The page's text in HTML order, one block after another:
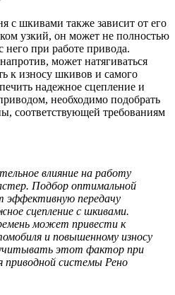
с шкивами также зависит от его
узкий, он может не полностью
него при работе привода.
может натягиваться
к износу шкивов и самого
надежное сцепление и
необходимо подобрать
соответствующей требованиям
влияние на работу
Подбор оптимальной
эффективную передачу
сцепление с шкивами.
может привести к
и повышенному износу
этот фактор при
приводной системы Рено